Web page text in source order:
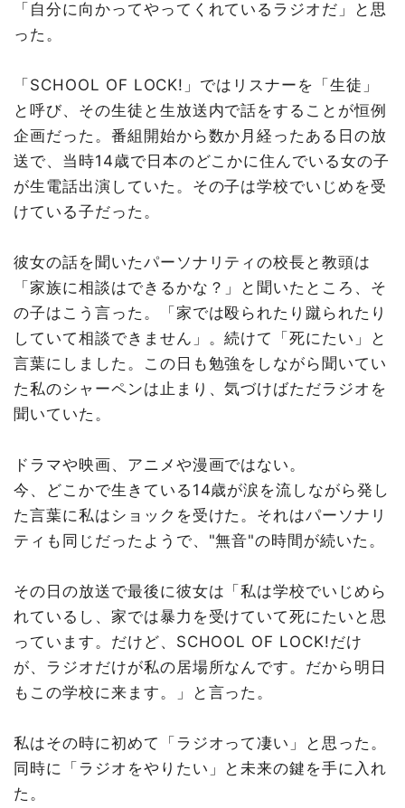
「自分に向かってやってくれているラジオだ」と思
った。
「SCHOOL OF LOCK!」ではリスナーを「生徒」
と呼び、その生徒と生放送内で話をすることが恒例
企画だった。番組開始から数か月経ったある日の放
送で、当時14歳で日本のどこかに住んでいる女の子
が生電話出演していた。その子は学校でいじめを受
けている子だった。
彼女の話を聞いたパーソナリティの校長と教頭は
「家族に相談はできるかな？」と聞いたところ、そ
の子はこう言った。「家では殴られたり蹴られたり
していて相談できません」。続けて「死にたい」と
言葉にしました。この日も勉強をしながら聞いてい
た私のシャーペンは止まり、気づけばただラジオを
聞いていた。
ドラマや映画、アニメや漫画ではない。
今、どこかで生きている14歳が涙を流しながら発し
た言葉に私はショックを受けた。それはパーソナリ
ティも同じだったようで、"無音"の時間が続いた。
その日の放送で最後に彼女は「私は学校でいじめら
れているし、家では暴力を受けていて死にたいと思
っています。だけど、SCHOOL OF LOCK!だけ
が、ラジオだけが私の居場所なんです。だから明日
もこの学校に来ます。」と言った。
私はその時に初めて「ラジオって凄い」と思った。
同時に「ラジオをやりたい」と未来の鍵を手に入れ
た。